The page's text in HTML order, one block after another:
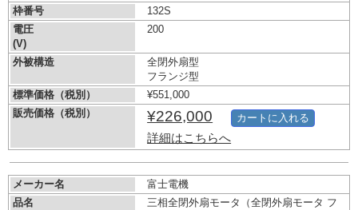
枠番号
132S
電圧
(V)
200
外被構造
全閉外扇型
フランジ型
標準価格（税別）
¥551,000
販売価格（税別）
¥226,000
詳細はこちらへ
カートに入れる
メーカー名
富士電機
品名
三相全閉外扇モータ（全閉外扇モータ フ